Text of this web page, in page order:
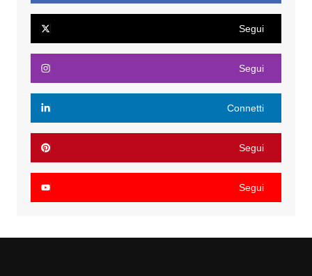
Segui
Segui
Connetti
Segui
Segui